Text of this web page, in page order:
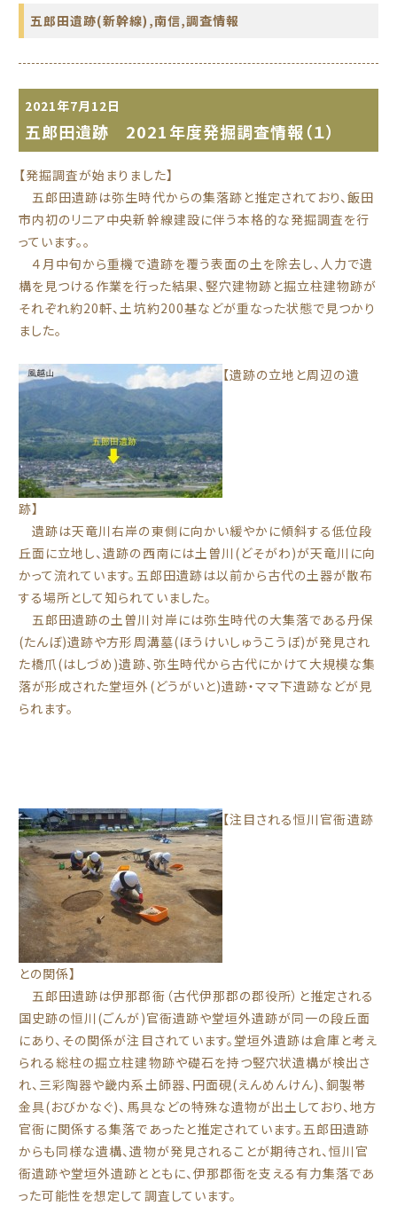
五郎田遺跡(新幹線) ,南信,調査情報
2021年7月12日
五郎田遺跡 2021年度発掘調査情報（１）
【発掘調査が始まりました】
五郎田遺跡は弥生時代からの集落跡と推定されており、飯田
市内初のリニア中央新幹線建設に伴う本格的な発掘調査を行
っています。。
４月中旬から重機で遺跡を覆う表面の土を除去し、人力で遺
構を見つける作業を行った結果、竪穴建物跡と掘立柱建物跡が
それぞれ約20軒、土坑約200基などが重なった状態で見つかり
ました。
【遺跡の立地と周辺の遺
跡】
遺跡は天竜川右岸の東側に向かい緩やかに傾斜する低位段
丘面に立地し、遺跡の西南には土曽川(どそがわ)が天竜川に向
かって流れています。五郎田遺跡は以前から古代の土器が散布
する場所として知られていました。
五郎田遺跡の土曽川対岸には弥生時代の大集落である丹保
(たんぼ)遺跡や方形周溝墓(ほうけいしゅうこうぼ)が発見され
た橋爪(はしづめ)遺跡、弥生時代から古代にかけて大規模な集
落が形成された堂垣外(どうがいと)遺跡・ママ下遺跡などが見
られます。
【注目される恒川官衙遺跡
との関係】
五郎田遺跡は伊那郡衙（古代伊那郡の郡役所）と推定される
国史跡の恒川(ごんが)官衙遺跡や堂垣外遺跡が同一の段丘面
にあり、その関係が注目されています。堂垣外遺跡は倉庫と考え
られる総柱の掘立柱建物跡や礎石を持つ竪穴状遺構が検出さ
れ、三彩陶器や畿内系土師器、円面硯(えんめんけん)、銅製帯
金具(おびかなぐ)、馬具などの特殊な遺物が出土しており、地方
官衙に関係する集落であったと推定されています。五郎田遺跡
からも同様な遺構、遺物が発見されることが期待され、恒川官
衙遺跡や堂垣外遺跡とともに、伊那郡衙を支える有力集落であ
った可能性を想定して調査しています。